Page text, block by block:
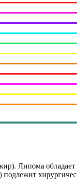
Липома обладает
подлежит